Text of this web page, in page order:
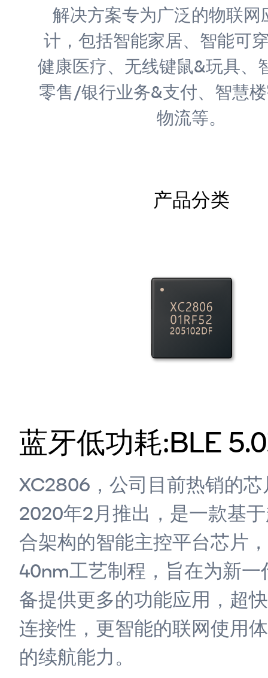
解决方案专为广泛的物联网
计，包括智能家居、智能可
健康医疗、无线键鼠&玩具、
零售/银行业务&支付、智慧
物流等。
产品分类
蓝牙低功耗:BLE
XC2806，公司目前热销的芯
2020年2月推出，是一款基
合架构的智能主控平台芯片
40nm工艺制程，旨在为新一
备提供更多的功能应用，超
连接性，更智能的联网使用
的续航能力。